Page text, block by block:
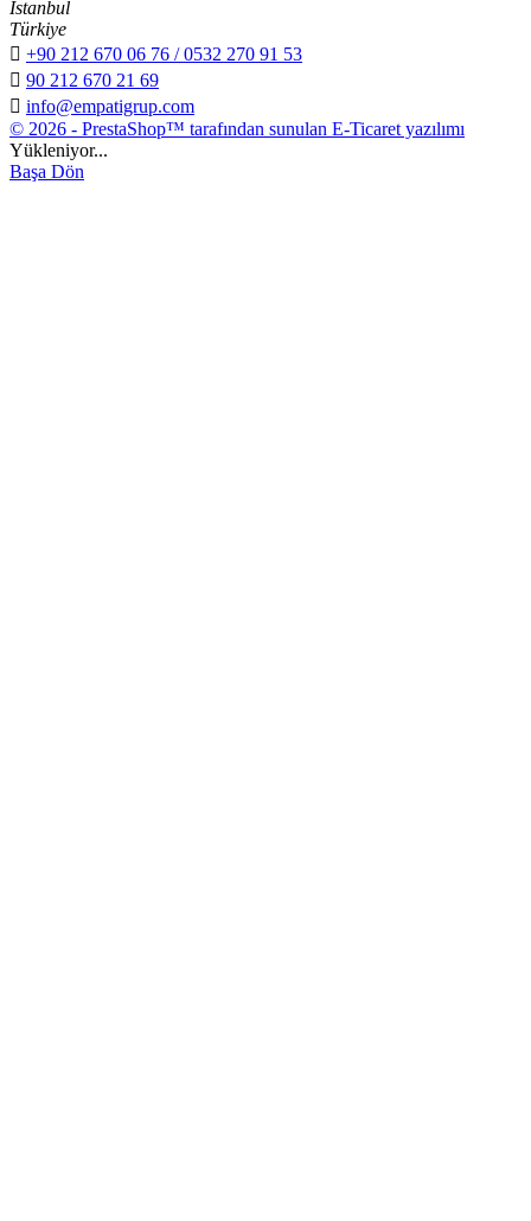
İstanbul
Türkiye
 +90 212 670 06 76 / 0532 270 91 53
 90 212 670 21 69
 info@empatigrup.com
© 2026 - PrestaShop™ tarafından sunulan E-Ticaret yazılımı
Yükleniyor...
Başa Dön